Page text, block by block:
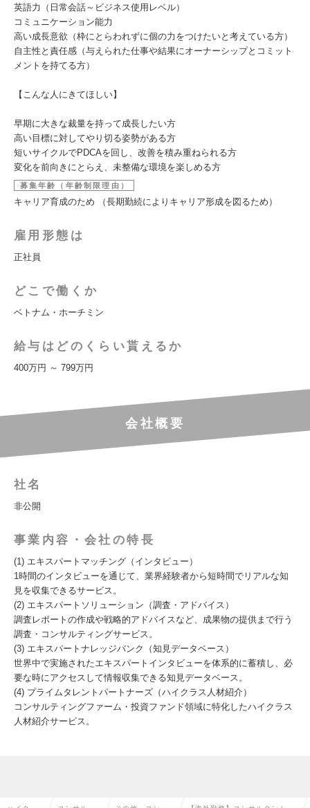
英語力（日常会話～ビジネス使用レベル）
コミュニケーション能力
高い成長意欲（枠にとらわれずに個の力をつけたいと考えている方）
自主性と責任感（与えられた仕事や結果にオーナーシップとコミット
メントを持てる方）
【こんな人にきてほしい】
早期に大きな裁量を持って成長したい方
高い目標に対してやり切る姿勢がある方
短いサイクルでPDCAを回し、改善を積み重ねられる方
変化を前向きにとらえ、未整備な環境を楽しめる方
募集年齢（年齢制限理由）
キャリア育成のため （長期勤続によりキャリア形成を図るため）
雇用形態は
正社員
どこで働くか
ベトナム・ホーチミン
給与はどのくらい貰えるか
400万円 ～ 799万円
会社概要
社名
非公開
事業内容・会社の特長
(1) エキスパートマッチング（インタビュー）
1時間のインタビューを通じて、業界経験者から短時間でリアルな知
見を収集できるサービス。
(2) エキスパートソリューション（調査・アドバイス）
調査レポートの作成や戦略的アドバイスなど、成果物の提供まで行う
調査・コンサルティングサービス。
(3) エキスパートナレッジバンク（知見データベース）
世界中で実施されたエキスパートインタビューを体系的に蓄積し、必
要な時にアクセスして情報収集できる知見データベース。
(4) プライムタレントパートナーズ（ハイクラス人材紹介）
コンサルティングファーム・投資ファンド領域に特化したハイクラス
人材紹介サービス。